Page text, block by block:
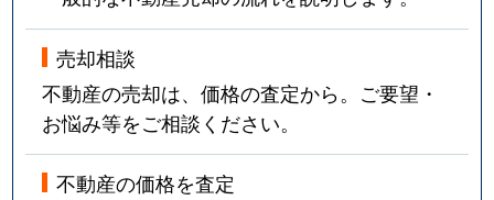
売却相談
不動産の売却は、価格の査定から。ご要望・
お悩み等をご相談ください。
不動産の価格を査定